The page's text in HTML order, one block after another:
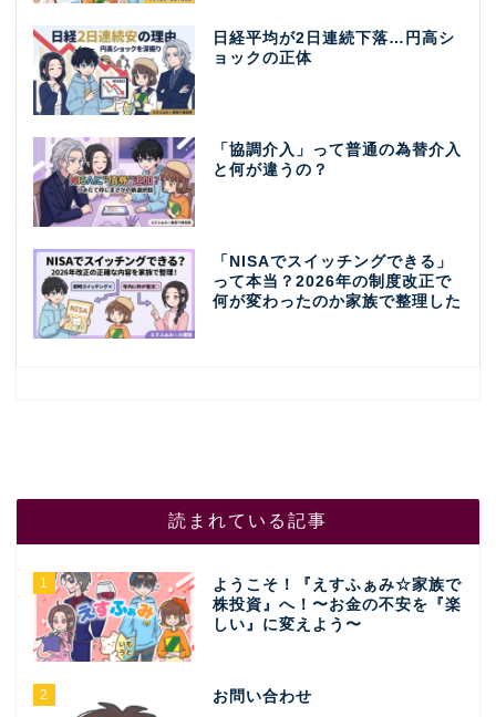
日経平均が2日連続下落…円高シ
ョックの正体
「協調介入」って普通の為替介入
と何が違うの？
「NISAでスイッチングできる」
って本当？2026年の制度改正で
何が変わったのか家族で整理した
読まれている記事
1
ようこそ！『えすふぁみ☆家族で
株投資』へ！〜お金の不安を『楽
しい』に変えよう〜
2 お問い合わせ